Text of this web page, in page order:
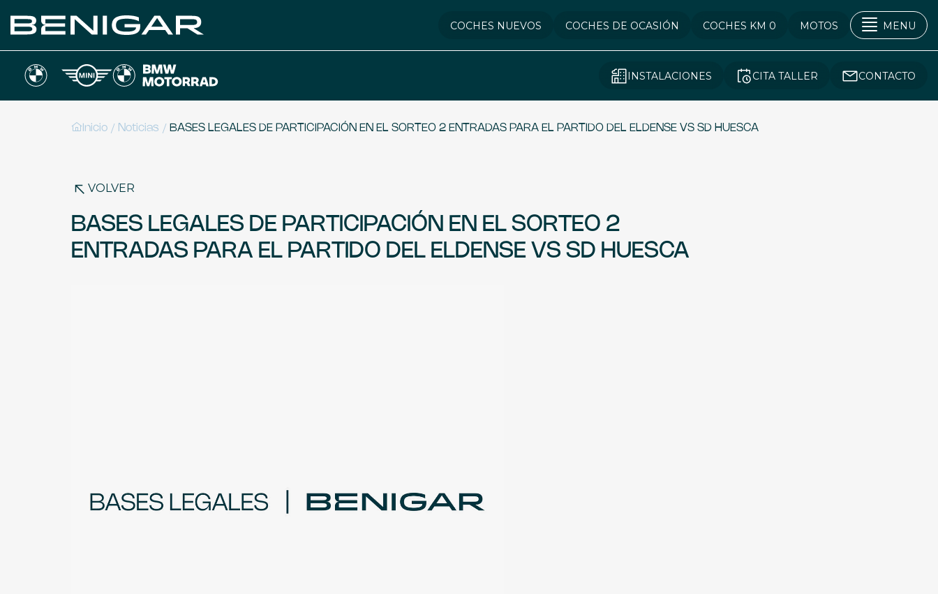
COCHES NUEVOS COCHES DE OCASIÓN COCHES KM 0 MOTOS MENU
INSTALACIONES CITA TALLER CONTACTO
Inicio / Noticias / BASES LEGALES DE PARTICIPACIÓN EN EL SORTEO 2 ENTRADAS PARA EL PARTIDO DEL ELDENSE VS SD HUESCA
VOLVER
BASES LEGALES DE PARTICIPACIÓN EN EL SORTEO 2
ENTRADAS PARA EL PARTIDO DEL ELDENSE VS SD HUESCA